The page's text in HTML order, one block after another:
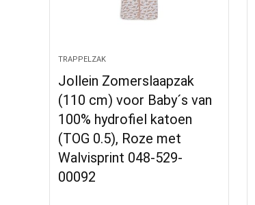
TRAPPELZAK
Jollein Zomerslaapzak
(110 cm) voor Baby´s van
100% hydrofiel katoen
(TOG 0.5), Roze met
Walvisprint 048-529-
00092